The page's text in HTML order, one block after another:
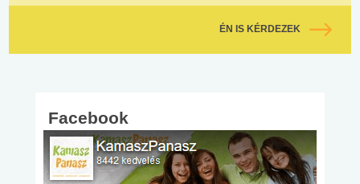
ÉN IS KÉRDEZEK
Facebook